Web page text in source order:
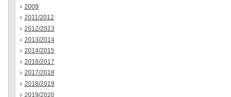
2009
2011/2012
2012/2013
2013/2014
2014/2015
2016/2017
2017/2018
2018/2019
2019/2020